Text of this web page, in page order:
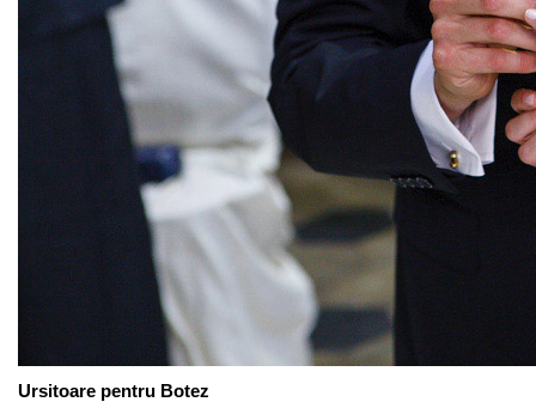
Ursitoare pentru Botez